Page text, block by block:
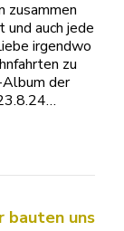
zusammen
und auch jede
irgendwo
zu
der
bauten uns